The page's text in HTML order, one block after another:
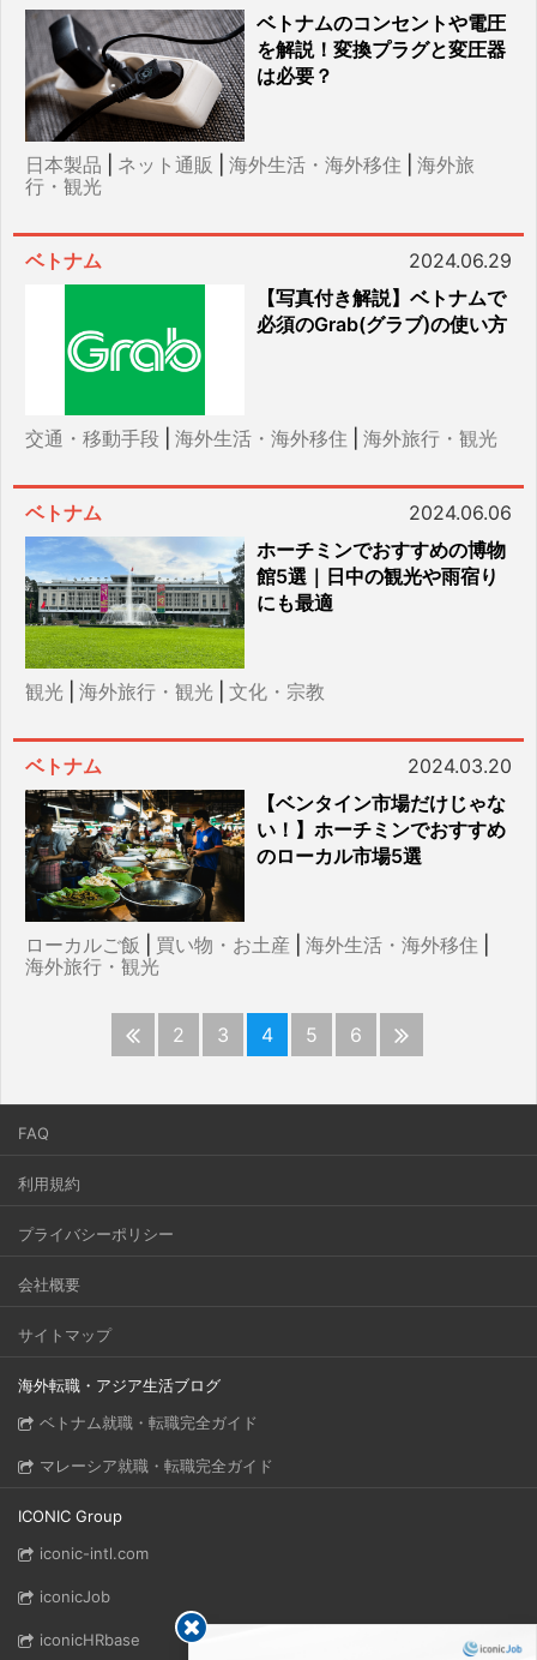
ベトナムのコンセントや電圧
を解説！変換プラグと変圧器
は必要？
日本製品 ネット通販 海外生活・海外移住
海外旅
行・観光
ベトナム
2024.06.29
【写真付き解説】ベトナムで
必須のGrab(グラブ)の使い方
交通・移動手段 海外生活・海外移住 海外旅行・観光
ベトナム
2024.06.06
ホーチミンでおすすめの博物
館5選｜日中の観光や雨宿り
にも最適
観光 海外旅行・観光 文化・宗教
ベトナム
2024.03.20
【ベンタイン市場だけじゃな
い！】ホーチミンでおすすめ
のローカル市場5選
ローカルご飯 買い物・お土産 海外生活・海外移住
海外旅行・観光
2 3 4 5 6
FAQ
利用規約
プライバシーポリシー
会社概要
サイトマップ
海外転職・アジア生活ブログ
ベトナム就職・転職完全ガイド
マレーシア就職・転職完全ガイド
ICONIC Group
iconic-intl.com
iconicJob
iconicHRbase